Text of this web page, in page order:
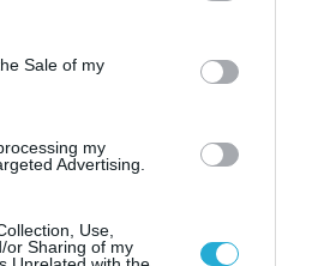
and its third-party tags to
purposes in below Google
Sale of my
my
Advertising.
Use,
or Sharing of my
194 χρόνια; – Ρώσοι